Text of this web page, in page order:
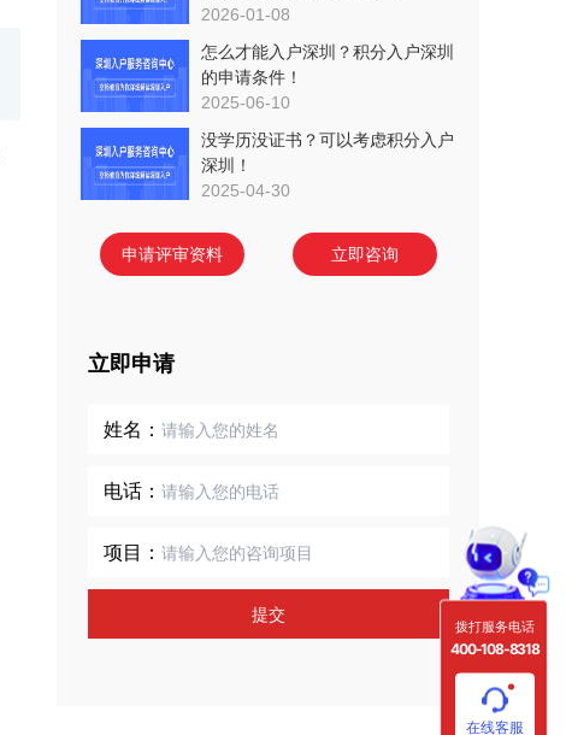
2026-01-08
怎么才能入户深圳？积分入户深圳
的申请条件！
2025-06-10
没学历没证书？可以考虑积分入户
深圳！
2025-04-30
申请评审资料 立即咨询
立即申请
姓名：
电话：
项目：
提交
拨打服务电话
400-108-8318
在线客服